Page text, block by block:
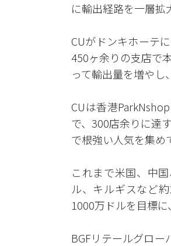
に輸出経路を一層拡
CUがドンキホーテ
450ヶ余りの支店で
って輸出量を増やし
CUは香港
で、300店余りに達
で根強い人気を集め
これまで米国、中
ル、キルギスなど
1000万ドルを目標
BGFリテールグロー